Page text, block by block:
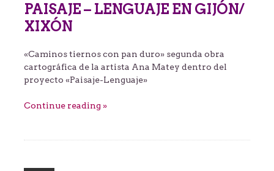
PAISAJE – LENGUAJE EN GIJÓN/
XIXÓN
«Caminos tiernos con pan duro» segunda obra
cartográfica de la artista Ana Matey dentro del
proyecto «Paisaje-Lenguaje»
Continue reading »